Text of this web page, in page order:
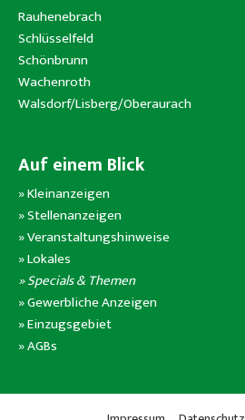
Rauhenebrach
Schlüsselfeld
Schönbrunn
Wachenroth
Walsdorf/Lisberg/Oberaurach
Auf einem Blick
»Kleinanzeigen
»Stellenanzeigen
»Veranstaltungshinweise
»Lokales
» Specials & Themen
»Gewerbliche Anzeigen
»Einzugsgebiet
»AGBs